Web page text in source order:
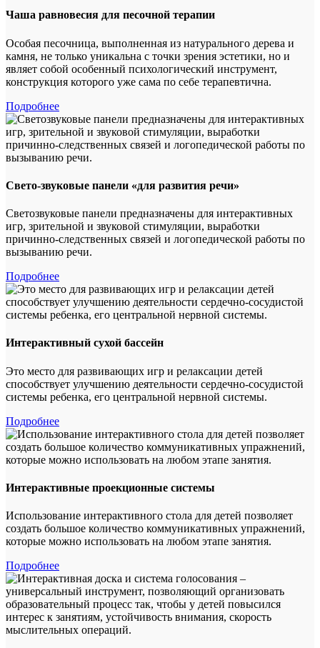
Чаша равновесия для песочной терапии
Особая песочница, выполненная из натурального дерева и
камня, не только уникальна с точки зрения эстетики, но и
являет собой особенный психологический инструмент,
конструкция которого уже сама по себе терапевтична.
Подробнее
Свето-звуковые панели «для развития речи»
Светозвуковые панели предназначены для интерактивных
игр, зрительной и звуковой стимуляции, выработки
причинно-следственных связей и логопедической работы по
вызыванию речи.
Подробнее
Интерактивный сухой бассейн
Это место для развивающих игр и релаксации детей
способствует улучшению деятельности сердечно-сосудистой
системы ребенка, его центральной нервной системы.
Подробнее
Интерактивные проекционные системы
Использование интерактивного стола для детей позволяет
создать большое количество коммуникативных упражнений,
которые можно использовать на любом этапе занятия.
Подробнее